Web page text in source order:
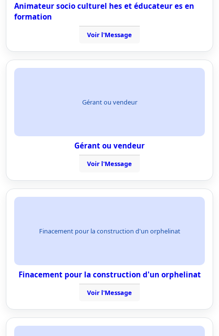
Animateur socio culturel hes et éducateur es en
formation
Voir l'Message
Gérant ou vendeur
Gérant ou vendeur
Voir l'Message
Finacement pour la construction d'un orphelinat
Finacement pour la construction d'un orphelinat
Voir l'Message